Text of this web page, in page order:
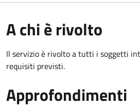
A chi è rivolto
Il servizio è rivolto a tutti i soggetti
requisiti previsti.
Approfondimenti